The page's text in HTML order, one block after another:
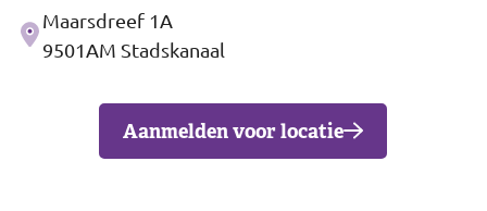
Adres
Maarsdreef 1A
9501AM Stadskanaal
Aanmelden voor locatie